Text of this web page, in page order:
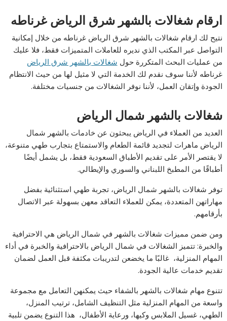
ارقام شغالات بالشهر شرق الرياض غرناطه
نتيح لك ارقام شغالات بالشهر شرق الرياض غرناطه من خلال إمكانية
التواصل عبر المكتب الذي نديره للعاملات المتميزات فقط، فلا عليك
من عمليات البحث المتكررة حول شغالات بالشهر شرق الرياض
غرناطه لأننا سوف نقدم لك الخدمة التي لا مثيل لها من حيث الانتظام
الجودة وإتقان العمل، لأننا نوفر الشغالات من جنسيات مختلفة.
شغالات بالشهر شمال الرياض
العديد من العملاء في الرياض يبحثون عن خادمات بالشهر شمال
الرياض ماهرات لتجديد قائمة الطعام والاستمتاع بتجارب طهي متنوعة،
لا يقتصر الأمر على تقديم الأطباق السعودية فقط، بل يشمل أيضًا
أطباقًا من المطبخ اللبناني والسوري والإيطالي.
توفر شغالات بالشهر شمال الرياض، تجربة طهي استثنائية بفضل
مهاراتهن المتعددة، يمكن للعملاء التعاقد معهن بسهولة عبر الاتصال
بأرقامهم.
ومن ضمن مميزات شغالات بالشهر في شمال الرياض هي الاحترافية
والخبرة: تتميز الشغالات في شمال الرياض بالاحترافية والخبرة في أداء
المهام المنزلية، غالبًا ما يخضعن لتدريبات مكثفة قبل العمل لضمان
تقديم خدمات عالية الجودة.
تتنوع مهام شغالات بالشهر بالشفاء حيث يمكنهن التعامل مع مجموعة
واسعة من المهام المنزلية مثل التنظيف الشامل، ترتيب المنزل،
الطهي، غسيل الملابس وكيها، ورعاية الأطفال، هذا التنوع يضمن تلبية